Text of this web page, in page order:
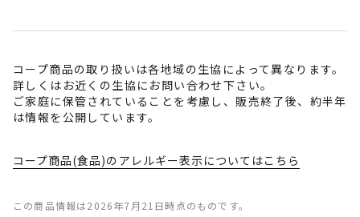
コープ商品の取り扱いは各地域の生協によって異なります。
詳しくはお近くの生協にお問い合わせ下さい。
ご家庭に保管されていることを考慮し、販売終了後、約半年
は情報を公開しています。
コープ商品(食品)のアレルギー表示についてはこちら
この商品情報は2026年7月21日時点のものです。